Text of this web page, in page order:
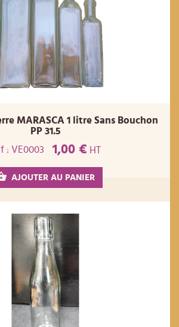
MARASCA 1 litre Sans Bouchon
PP 31.5
: VE0003
1,00 € HT
AJOUTER AU PANIER